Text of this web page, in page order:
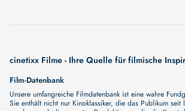
den mit großem Aufwand realistisch nachgezeichneten
Goethe, der sich unsterblich in die junge Lotte Buff
seinem Briefroman Die "Leiden des jungen Werther", der
zum ersten Literaturstar Europas macht. Produzent ist
Scholl, Whisky mit Wodka). "Goethe!" ist hochkarätig
cinetixx Filme - Ihre Quelle für filmische
Film-Datenbank
Unsere umfangreiche Filmdatenbank ist eine wahre
Sie enthält nicht nur Kinoklassiker, die das Publikum seit